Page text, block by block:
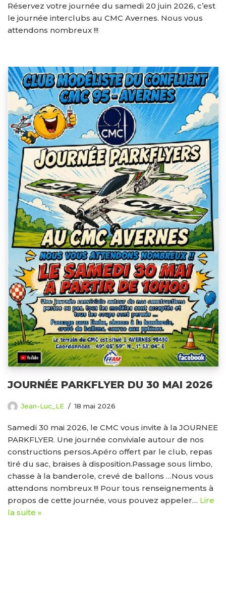
Réservez votre journée du samedi 20 juin 2026, c’est
le journée interclubs au CMC Avernes. Nous vous
attendons nombreux !!!
JOURNÉE PARKFLYER DU 30 MAI 2026
Jean-Luc_LE 18 mai 2026
Samedi 30 mai 2026, le CMC vous invite à la JOURNEE
PARKFLYER. Une journée conviviale autour de nos
constructions persos.Apéro offert par le club, repas
tiré du sac, braises à disposition.Passage sous limbo,
chasse à la banderole, crevé de ballons …Nous vous
attendons nombreux !!! Pour tous renseignements à
propos de cette journée, vous pouvez appeler… Lire
la suite »